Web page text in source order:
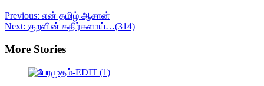
Post
navigation
Previous: என் தமிழ் ஆசான்
Next: குறளின் கதிர்களாய்…(314)
More Stories